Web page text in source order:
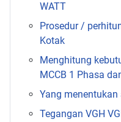
WATT
Prosedur /
Kotak
Menghitung
MCCB 1 Phasa
Yang
Tegangan VGH